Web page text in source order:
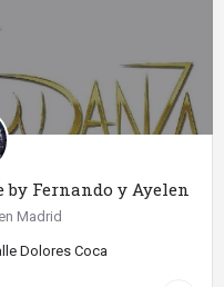
by Fernando y Ayelen
Madrid
Dolores Coca